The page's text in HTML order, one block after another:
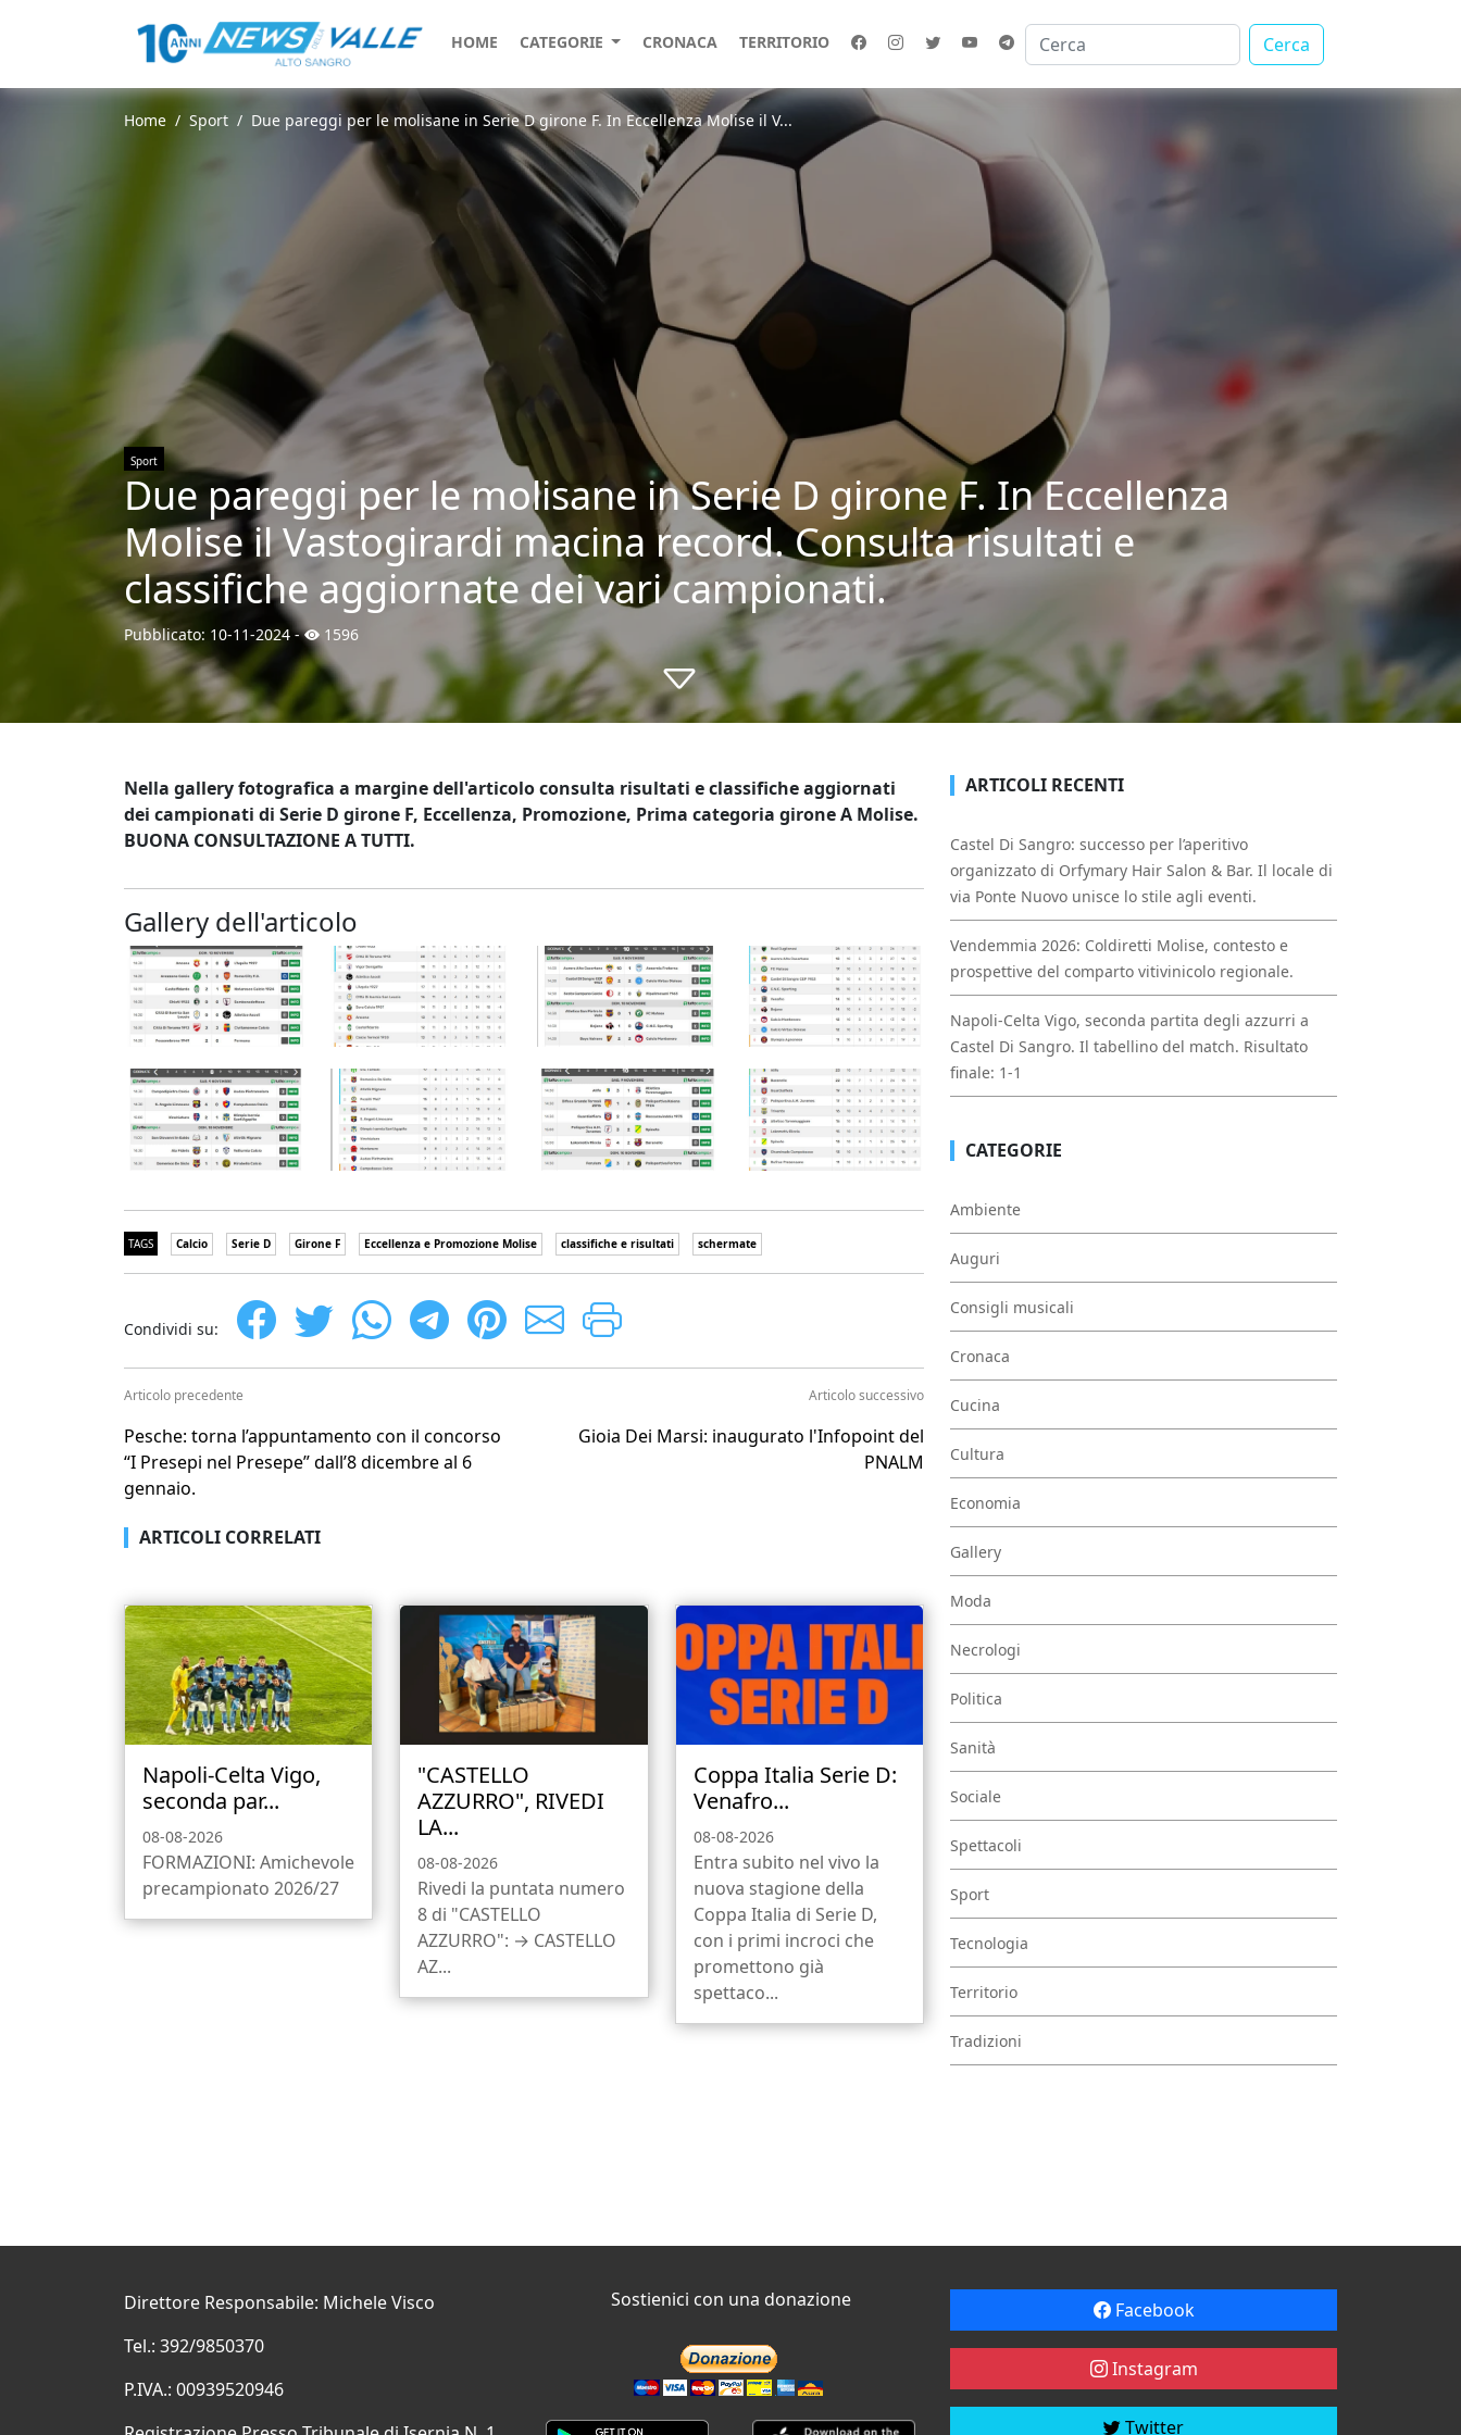
HOME CATEGORIE CRONACA TERRITORIO Cerca
Home Sport Due pareggi per le molisane in Serie D girone F. In Eccellenza Molise il V...
Sport
Due pareggi per le molisane in Serie D girone F. In Eccellenza
Molise il Vastogirardi macina record. Consulta risultati e
classifiche aggiornate dei vari campionati.
Pubblicato: 10-11-2024- 1596
Nella gallery fotografica a margine dell'articolo consulta risultati e classifiche aggiornati
dei campionati di Serie D girone F, Eccellenza, Promozione, Prima categoria girone A Molise.
BUONA CONSULTAZIONE A TUTTI.
Gallery dell'articolo
TAGS Calcio Serie D Girone F Eccellenza e Promozione Molise classifiche e risultati schermate
Condividi su:
Articolo precedente
Pesche: torna l’appuntamento con il concorso
“I Presepi nel Presepe” dall’8 dicembre al 6
gennaio.
Articolo successivo
Gioia Dei Marsi: inaugurato l'Infopoint del
PNALM
ARTICOLI CORRELATI
Napoli-Celta Vigo,
seconda par...
08-08-2026
FORMAZIONI: Amichevole
precampionato 2026/27
"CASTELLO
AZZURRO", RIVEDI
LA...
08-08-2026
Rivedi la puntata numero
8 di "CASTELLO
AZZURRO": → CASTELLO
AZ...
Coppa Italia Serie D:
Venafro...
08-08-2026
Entra subito nel vivo la
nuova stagione della
Coppa Italia di Serie D,
con i primi incroci che
promettono già
spettaco...
ARTICOLI RECENTI
Castel Di Sangro: successo per l’aperitivo
organizzato di Orfymary Hair Salon & Bar. Il locale di
via Ponte Nuovo unisce lo stile agli eventi.
Vendemmia 2026: Coldiretti Molise, contesto e
prospettive del comparto vitivinicolo regionale.
Napoli-Celta Vigo, seconda partita degli azzurri a
Castel Di Sangro. Il tabellino del match. Risultato
finale: 1-1
CATEGORIE
Ambiente
Auguri
Consigli musicali
Cronaca
Cucina
Cultura
Economia
Gallery
Moda
Necrologi
Politica
Sanità
Sociale
Spettacoli
Sport
Tecnologia
Territorio
Tradizioni
Direttore Responsabile: Michele Visco
Tel.: 392/9850370
P.IVA.: 00939520946
Sostienici con una donazione Facebook
Instagram
Twitter